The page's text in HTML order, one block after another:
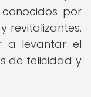
por
revitalizantes.
a levantar el
de felicidad y